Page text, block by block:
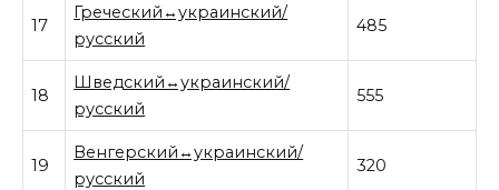
17
Греческий↔украинский/
русский
485
18
Шведский↔украинский/
русский
555
19
Венгерский↔украинский/
русский
320